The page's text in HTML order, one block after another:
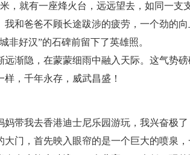
，就有一座烽火台，远远望去，如同一支
我和爸爸不顾长途跋涉的疲劳，一个劲的
非好汉”的石碑前留下了英雄照。
远渐隐，在蒙蒙细雨中融入天际。这气势
，千年永存，威武昌盛！
妈带我去香港迪士尼乐园游玩，我兴奋极了
大门，首先映入眼帘的是一个巨大的喷泉